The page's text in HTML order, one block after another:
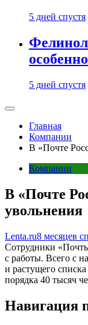
5 дней спустя
5 дней спустя
Главная
Компании
В «Почте
Компании
В «Почте
увольнения
Lenta.ru8 месяцев
Сотрудники
с работы. Всего с
и растущего
порядка 40 тысяч
Навигация